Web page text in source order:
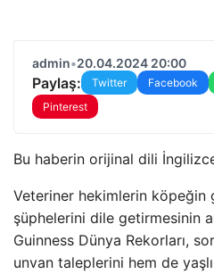
admin•20.04.2024 20:00
Paylaş: Twitter Facebook
Pinterest
Bu haberin orijinal dili
Veteriner hekimlerin köpeğin
şüphelerini dile getirmesinin
Guinness Dünya Rekorları,
unvan taleplerini hem de